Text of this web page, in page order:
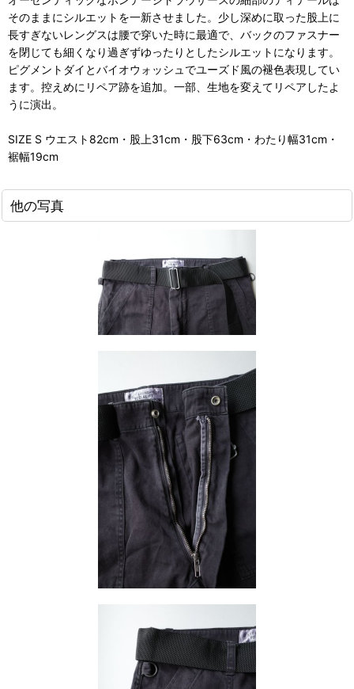
そのままにシルエットを一新させました。少し深めに取った股上に
長すぎないレングスは腰で穿いた時に最適で、バックのファスナー
を閉じても細くなり過ぎずゆったりとしたシルエットになります。
ピグメントダイとバイオウォッシュでユーズド風の褪色表現してい
ます。控えめにリペア跡を追加。一部、生地を変えてリペアしたよ
うに演出。
SIZE S ウエスト82cm・股上31cm・股下63cm・わたり幅31cm・
裾幅19cm
他の写真